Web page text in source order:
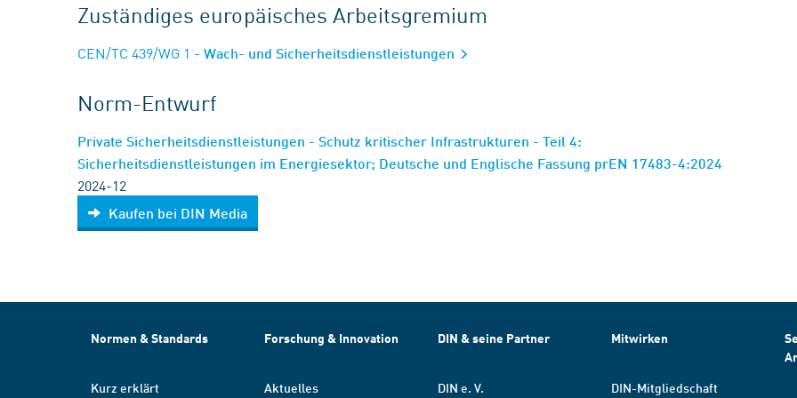
Zuständiges europäisches Arbeitsgremium
CEN/TC 439/WG 1 - Wach- und Sicherheitsdienstleistungen
Norm-Entwurf
Private Sicherheitsdienstleistungen - Schutz kritischer Infrastrukturen - Teil 4:
Sicherheitsdienstleistungen im Energiesektor; Deutsche und Englische Fassung prEN 17483-4:2024
2024-12
Kaufen bei DIN Media
Normen & Standards
Kurz erklärt
Forschung & Innovation
Aktuelles
DIN & seine Partner
DIN e. V.
Mitwirken
DIN-Mitgliedschaft